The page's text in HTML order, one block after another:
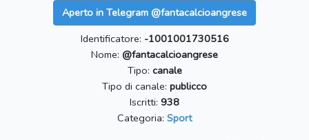
Aperto in Telegram @fantacalcioangrese
Identificatore: -1001001730516
Nome: @fantacalcioangrese
Tipo: canale
Tipo di canale: publicco
Iscritti: 938
Categoria: Sport